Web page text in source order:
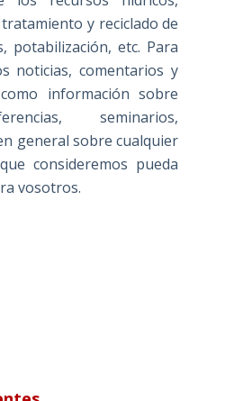
y reciclado de
potabilización, etc. Para
noticias, comentarios y
información sobre
seminarios,
general sobre cualquier
consideremos pueda
vosotros.